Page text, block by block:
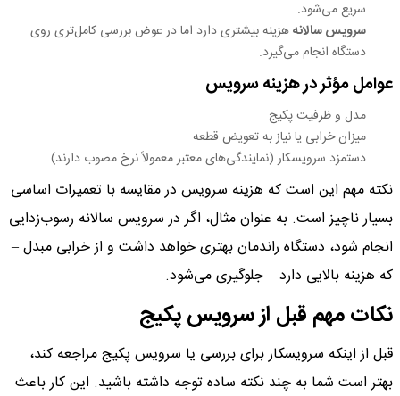
سریع می‌شود.
سرویس سالانههزینه بیشتری دارد اما در عوض بررسی کامل‌تری روی
دستگاه انجام می‌گیرد.
عوامل مؤثر در هزینه سرویس
مدل و ظرفیت پکیج
میزان خرابی یا نیاز به تعویض قطعه
دستمزد سرویسکار (نمایندگی‌های معتبر معمولاً نرخ مصوب دارند)
نکته مهم این است که هزینه سرویس در مقایسه با تعمیرات اساسی
بسیار ناچیز است. به عنوان مثال، اگر در سرویس سالانه رسوب‌زدایی
انجام شود، دستگاه راندمان بهتری خواهد داشت و از خرابی مبدل –
که هزینه بالایی دارد – جلوگیری می‌شود.
نکات مهم قبل از سرویس پکیج
قبل از اینکه سرویسکار برای بررسی یا سرویس پکیج مراجعه کند،
بهتر است شما به چند نکته ساده توجه داشته باشید. این کار باعث